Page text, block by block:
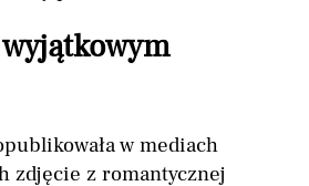
w mediach
zdjęcie z romantycznej